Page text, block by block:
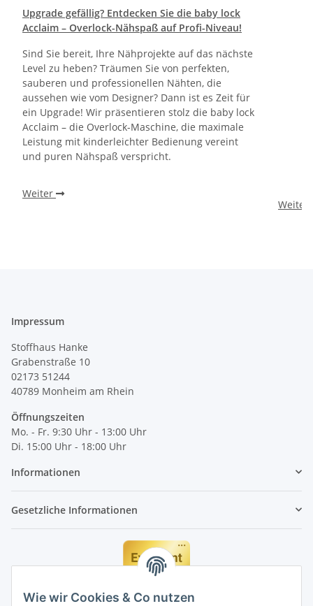
Wie wir Cookies & Co nutzen
Upgrade gefällig? Entdecken Sie die baby lock
Acclaim – Overlock-Nähspaß auf Profi-Niveau!
Sind Sie bereit, Ihre Nähprojekte auf das nächste
Level zu heben? Träumen Sie von perfekten,
sauberen und professionellen Nähten, die
aussehen wie vom Designer? Dann ist es Zeit für
ein Upgrade! Wir präsentieren stolz die baby lock
Acclaim – die Overlock-Maschine, die maximale
Leistung mit kinderleichter Bedienung vereint
und puren Nähspaß verspricht.
Weiter
Weiter
Impressum
Stoffhaus Hanke
Grabenstraße 10
02173 51244
40789 Monheim am Rhein
Öffnungszeiten
Mo. - Fr. 9:30 Uhr - 13:00 Uhr
Di. 15:00 Uhr - 18:00 Uhr
Informationen
Gesetzliche Informationen